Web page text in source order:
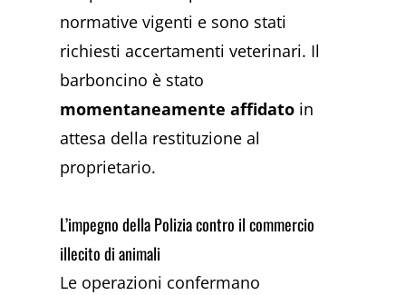
normative vigenti e sono stati
richiesti accertamenti veterinari. Il
barboncino è stato
momentaneamente affidato in
attesa della restituzione al
proprietario.
L’impegno della Polizia contro il commercio
illecito di animali
Le operazioni confermano